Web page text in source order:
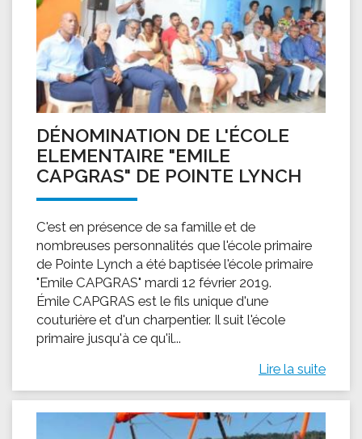
DÉNOMINATION DE L'ÉCOLE
ELEMENTAIRE "EMILE
CAPGRAS" DE POINTE LYNCH
C'est en présence de sa famille et de
nombreuses personnalités que l'école primaire
de Pointe Lynch a été baptisée l'école primaire
"Emile CAPGRAS" mardi 12 février 2019.
Émile CAPGRAS est le fils unique d'une
couturière et d'un charpentier. Il suit l'école
primaire jusqu'à ce qu'il...
Lire la suite